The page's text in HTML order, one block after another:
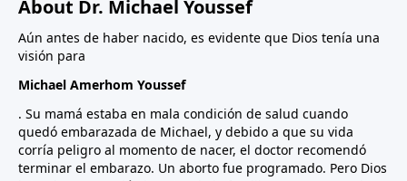
About Dr. Michael Youssef
Aún antes de haber nacido, es evidente que Dios tenía una
visión para
Michael Amerhom Youssef
. Su mamá estaba en mala condición de salud cuando
quedó embarazada de Michael, y debido a que su vida
corría peligro al momento de nacer, el doctor recomendó
terminar el embarazo. Un aborto fue programado. Pero Dios